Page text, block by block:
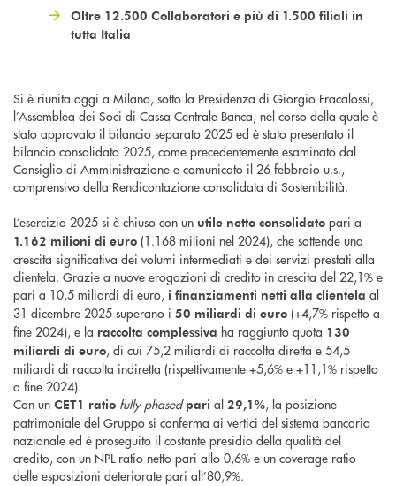
Oltre 12.500 Collaboratori e più di 1.500 filiali in
tutta Italia
Si è riunita oggi a Milano, sotto la Presidenza di Giorgio Fracalossi,
l’Assemblea dei Soci di Cassa Centrale Banca, nel corso della quale è
stato approvato il bilancio separato 2025 ed è stato presentato il
bilancio consolidato 2025, come precedentemente esaminato dal
Consiglio di Amministrazione e comunicato il 26 febbraio u.s.,
comprensivo della Rendicontazione consolidata di Sostenibilità.
L’esercizio 2025 si è chiuso con un utile netto consolidato pari a
1.162 milioni di euro (1.168 milioni nel 2024), che sottende una
crescita significativa dei volumi intermediati e dei servizi prestati alla
clientela. Grazie a nuove erogazioni di credito in crescita del 22,1% e
pari a 10,5 miliardi di euro, i finanziamenti netti alla clientela al
31 dicembre 2025 superano i 50 miliardi di euro (+4,7% rispetto a
fine 2024), e la raccolta complessiva ha raggiunto quota 130
miliardi di euro, di cui 75,2 miliardi di raccolta diretta e 54,5
miliardi di raccolta indiretta (rispettivamente +5,6% e +11,1% rispetto
a fine 2024).
Con un CET1 ratio fully phased pari al 29,1%, la posizione
patrimoniale del Gruppo si conferma ai vertici del sistema bancario
nazionale ed è proseguito il costante presidio della qualità del
credito, con un NPL ratio netto pari allo 0,6% e un coverage ratio
delle esposizioni deteriorate pari all’80,9%.